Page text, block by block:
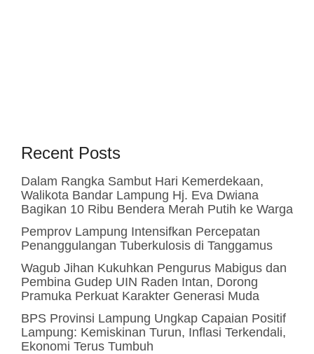
Recent Posts
Dalam Rangka Sambut Hari Kemerdekaan,
Walikota Bandar Lampung Hj. Eva Dwiana
Bagikan 10 Ribu Bendera Merah Putih ke Warga
Pemprov Lampung Intensifkan Percepatan
Penanggulangan Tuberkulosis di Tanggamus
Wagub Jihan Kukuhkan Pengurus Mabigus dan
Pembina Gudep UIN Raden Intan, Dorong
Pramuka Perkuat Karakter Generasi Muda
BPS Provinsi Lampung Ungkap Capaian Positif
Lampung: Kemiskinan Turun, Inflasi Terkendali,
Ekonomi Terus Tumbuh